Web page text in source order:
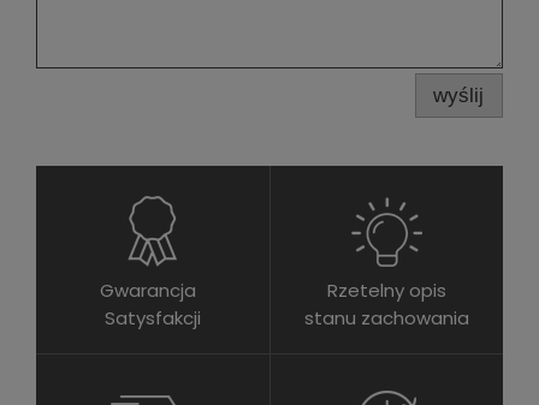
wyślij
Gwarancja
Satysfakcji
Rzetelny opis
stanu zachowania